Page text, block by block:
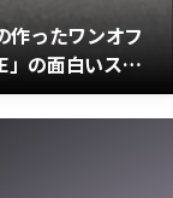
作ったワンオフ
」の面白いスト